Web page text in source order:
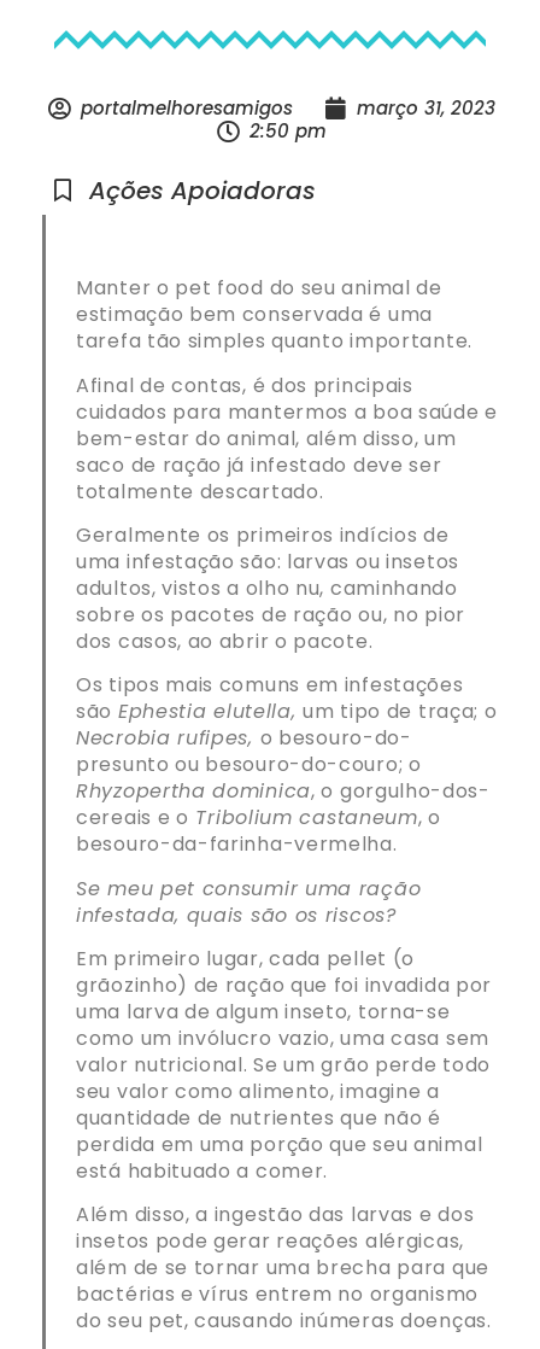
portalmelhoresamigos
março 31, 2023
2:50 pm
Ações Apoiadoras
Manter o pet food do seu animal de
estimação bem conservada é uma
tarefa tão simples quanto importante.
Afinal de contas, é dos principais
cuidados para mantermos a boa saúde e
bem-estar do animal, além disso, um
saco de ração já infestado deve ser
totalmente descartado.
Geralmente os primeiros indícios de
uma infestação são: larvas ou insetos
adultos, vistos a olho nu, caminhando
sobre os pacotes de ração ou, no pior
dos casos, ao abrir o pacote.
Os tipos mais comuns em infestações
são Ephestia elutella,um tipo de traça; o
Necrobia rufipes, o besouro-do-
presunto ou besouro-do-couro; o
Rhyzopertha dominica, o gorgulho-dos-
cereais e o Tribolium castaneum, o
besouro-da-farinha-vermelha.
Se meu pet consumir uma ração
infestada, quais são os riscos?
Em primeiro lugar, cada pellet (o
grãozinho) de ração que foi invadida por
uma larva de algum inseto, torna-se
como um invólucro vazio, uma casa sem
valor nutricional. Se um grão perde todo
seu valor como alimento, imagine a
quantidade de nutrientes que não é
perdida em uma porção que seu animal
está habituado a comer.
Além disso, a ingestão das larvas e dos
insetos pode gerar reações alérgicas,
além de se tornar uma brecha para que
bactérias e vírus entrem no organismo
do seu pet, causando inúmeras doenças.